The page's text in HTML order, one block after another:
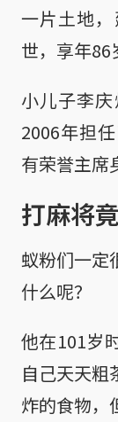
一片土地
世，享年86
小儿子李庆
2006年担
有荣誉主席
打麻将
蚁粉们一定
什么呢？
他在101岁
自己天天粗
炸的食物，